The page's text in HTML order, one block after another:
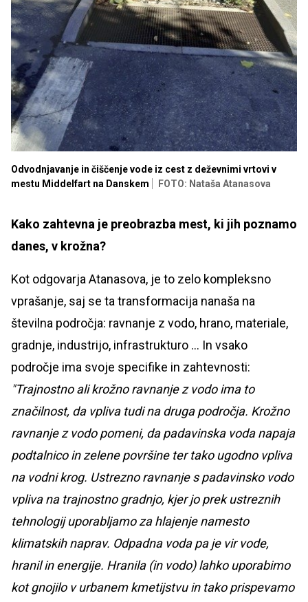
Odvodnjavanje in čiščenje vode iz cest z deževnimi vrtovi v
mestu Middelfart na Danskem
FOTO: Nataša Atanasova
Kako zahtevna je preobrazba mest, ki jih poznamo
danes, v krožna?
Kot odgovarja Atanasova, je to zelo kompleksno
vprašanje, saj se ta transformacija nanaša na
številna področja: ravnanje z vodo, hrano, materiale,
gradnje, industrijo, infrastrukturo ... In vsako
področje ima svoje specifike in zahtevnosti:
"Trajnostno ali krožno ravnanje z vodo ima to
značilnost, da vpliva tudi na druga področja. Krožno
ravnanje z vodo pomeni, da padavinska voda napaja
podtalnico in zelene površine ter tako ugodno vpliva
na vodni krog. Ustrezno ravnanje s padavinsko vodo
vpliva na trajnostno gradnjo, kjer jo prek ustreznih
tehnologij uporabljamo za hlajenje namesto
klimatskih naprav. Odpadna voda pa je vir vode,
hranil in energije. Hranila (in vodo) lahko uporabimo
kot gnojilo v urbanem kmetijstvu in tako prispevamo